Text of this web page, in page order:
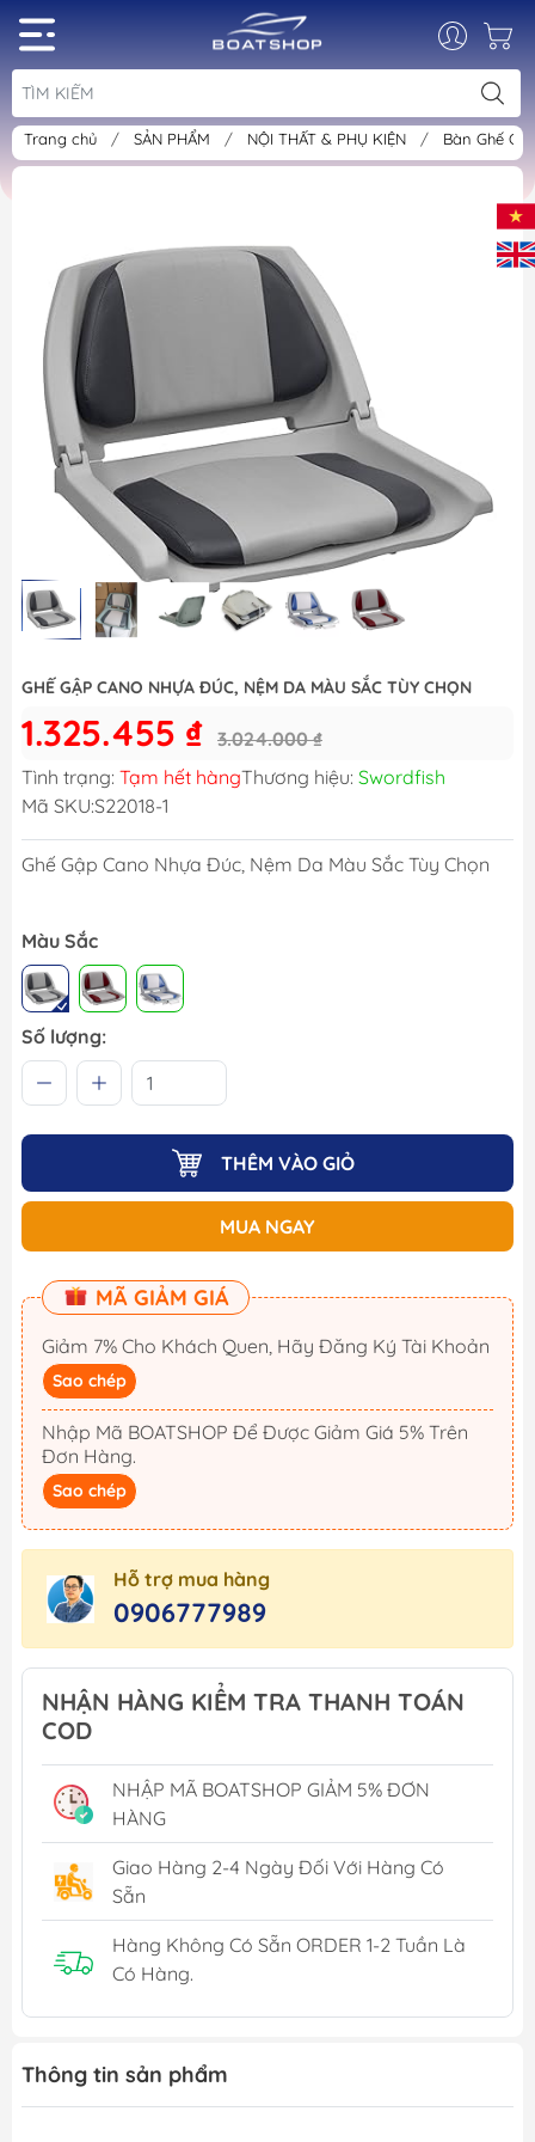
Trang chủ / SẢN PHẨM / NỘI THẤT & PHỤ KIỆN / Bàn Ghế
GHẾ GẬP CANO NHỰA ĐÚC, NỆM DA MÀU SẮC TÙY CHỌN
1.325.455 ₫ 3.024.000 ₫
Tình trạng: Tạm hết hàngThương hiệu: Swordfish
Mã SKU:S22018-1
Ghế Gập Cano Nhựa Đúc, Nệm Da Màu Sắc Tùy Chọn
Màu Sắc
Số lượng:
THÊM VÀO GIỎ
MUA NGAY
MÃ GIẢM GIÁ
Giảm 7% Cho Khách Quen, Hãy Đăng Ký Tài Khoản
Sao chép
Nhập Mã BOATSHOP Để Được Giảm Giá 5% Trên
Đơn Hàng.
Sao chép
Hỗ trợ mua hàng
0906777989
NHẬN HÀNG KIỂM TRA THANH TOÁN
COD
NHẬP MÃ BOATSHOP GIẢM 5% ĐƠN
HÀNG
Giao Hàng 2-4 Ngày Đối Với Hàng Có
Sẵn
Hàng Không Có Sẵn ORDER 1-2 Tuần Là
Có Hàng.
Thông tin sản phẩm